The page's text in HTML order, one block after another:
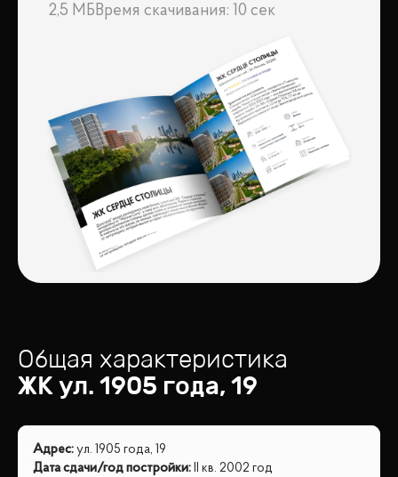
2,5 МБ Время скачивания: 10 сек
Общая характеристика
ЖКул. 1905 года, 19
Адрес: ул. 1905 года, 19
Дата сдачи/год постройки: II кв. 2002 год